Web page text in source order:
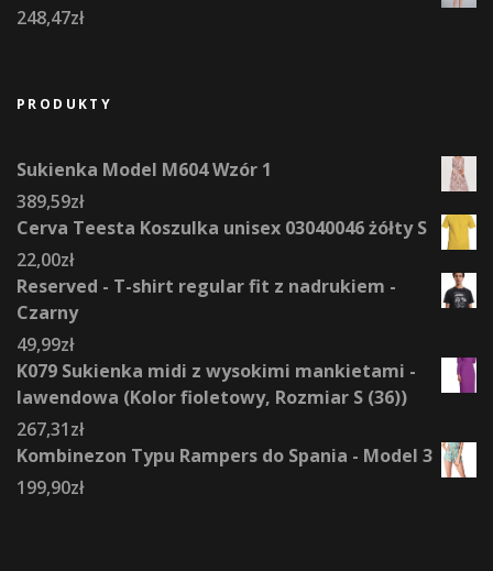
248,47zł
PRODUKTY
Sukienka Model M604 Wzór 1
389,59zł
Cerva Teesta Koszulka unisex 03040046 żółty S
22,00zł
Reserved - T-shirt regular fit z nadrukiem -
Czarny
49,99zł
K079 Sukienka midi z wysokimi mankietami -
lawendowa (Kolor fioletowy, Rozmiar S (36))
267,31zł
Kombinezon Typu Rampers do Spania - Model 3
199,90zł